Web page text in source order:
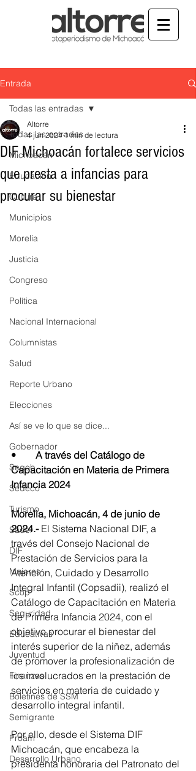
Entrada
Todas las entradas
Michoacán
Educación
Cultura
Municipios
Morelia
Justicia
Congreso
Política
Nacional Internacional
Columnistas
Salud
Reporte Urbano
Elecciones
Así se ve lo que se dice...
Gobernador
Segob
Sedeco
Turismo
Sader
DIF
Mujeres
Scop
Seguridad
Educativas
Juventud
Finanzas
Boletines de SSM
Semigrante
Proam
Desarrollo Urbano
Todas las entradas
DIF Michoacán fortalece servicios
que presta a infancias para
procurar su bienestar
Altorre
4 jun 2024 1 min de lectura
•	A través del Catálogo de
Capacitación en Materia de Primera
Infancia 2024
Morelia, Michoacán, 4 de junio de
2024.- El Sistema Nacional DIF, a
través del Consejo Nacional de
Prestación de Servicios para la
Atención, Cuidado y Desarrollo
Integral Infantil (Copsadii), realizó el
Catálogo de Capacitación en Materia
de Primera Infancia 2024, con el
objetivo procurar el bienestar del
interés superior de la niñez, además
de promover la profesionalización de
los involucrados en la prestación de
servicios en materia de cuidado y
desarrollo integral infantil.
Por ello, desde el Sistema DIF
Michoacán, que encabeza la
presidenta honoraria del Patronato del